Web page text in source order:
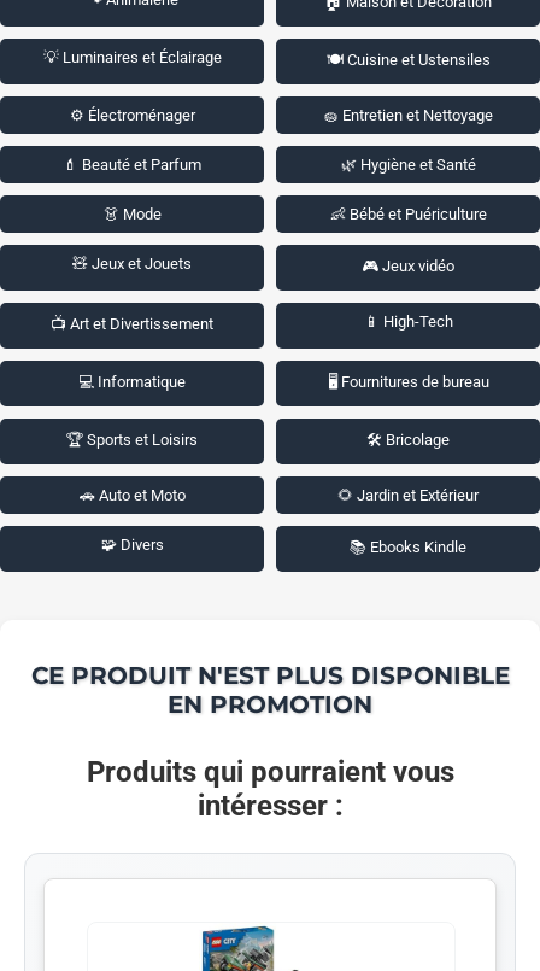
💡 Luminaires et Éclairage 🍽️ Cuisine et Ustensiles
⚙️ Électroménager 🧽 Entretien et Nettoyage
💄 Beauté et Parfum 🌿 Hygiène et Santé
👗 Mode 👶 Bébé et Puériculture
🧸 Jeux et Jouets 🎮 Jeux vidéo
📺 Art et Divertissement 📱 High-Tech
💻 Informatique 🖥️ Fournitures de bureau
🏆 Sports et Loisirs 🛠️ Bricolage
🚗 Auto et Moto 🌻 Jardin et Extérieur
🧩 Divers 📚 Ebooks Kindle
CE PRODUIT N'EST PLUS DISPONIBLE
EN PROMOTION
Produits qui pourraient vous
intéresser :